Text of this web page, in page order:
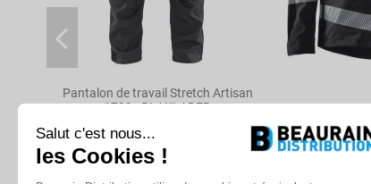
Pantalon de travail Stretch Artisan
1799 - BLAKLADER
Produit sur commande
Salut c'est nous...
les Cookies !